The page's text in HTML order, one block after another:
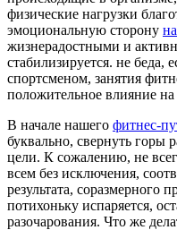
физические нагрузки
эмоциональную сторону
жизнерадостными и
стабилизируется. не беда,
спортсменом, занятия
положительное влияние на
В начале нашего фитнес-
буквально, свернуть горы
цели. К сожалению, не
всем без исключения,
результата,
потихоньку испаряется,
разочарования. Что же